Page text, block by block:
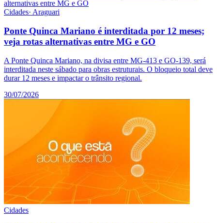
Cidades· Araguari
Ponte Quinca Mariano é interditada por 12 meses;
veja rotas alternativas entre MG e GO
A Ponte Quinca Mariano, na divisa entre MG-413 e GO-139, será
interditada neste sábado para obras estruturais. O bloqueio total deve
durar 12 meses e impactar o trânsito regional.
30/07/2026
Cidades